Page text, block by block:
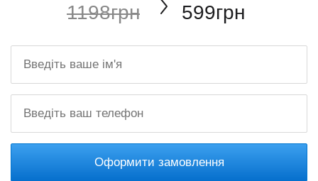
1198грн 599грн
Оформити замовлення